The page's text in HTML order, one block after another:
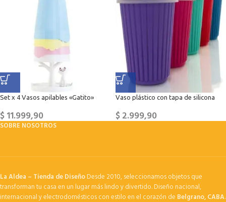
Set x 4 Vasos apilables «Gatito»
$11.999,90
Vaso plástico con tapa de silicona
$2.999,90
SOBRE NOSOTROS
La Aldea – Tienda de DiseñoDesde 2010, seleccionamos objetos que
transforman tu casa en un lugar más lindo y divertido. Diseño nacional,
internacional y electrodomésticos con estilo en el corazón de Belgrano, CABA.